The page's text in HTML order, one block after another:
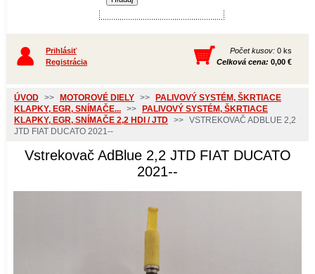
Prihlásiť
Registrácia
Počet kusov: 0 ks
Celková cena: 0,00 €
ÚVOD >> MOTOROVÉ DIELY >>
PALIVOVÝ SYSTÉM, ŠKRTIACE
KLAPKY, EGR, SNÍMAČE... >>
PALIVOVÝ SYSTÉM, ŠKRTIACE
KLAPKY, EGR, SNÍMAČE 2,2 HDI / JTD >> VSTREKOVAČ ADBLUE 2,2
JTD FIAT DUCATO 2021--
Vstrekovač AdBlue 2,2 JTD FIAT DUCATO
2021--